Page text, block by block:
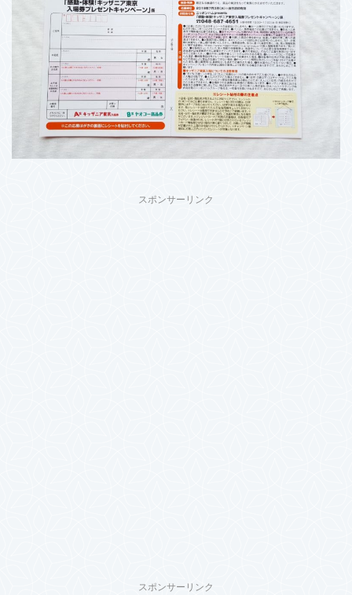
スポンサーリンク
スポンサーリンク